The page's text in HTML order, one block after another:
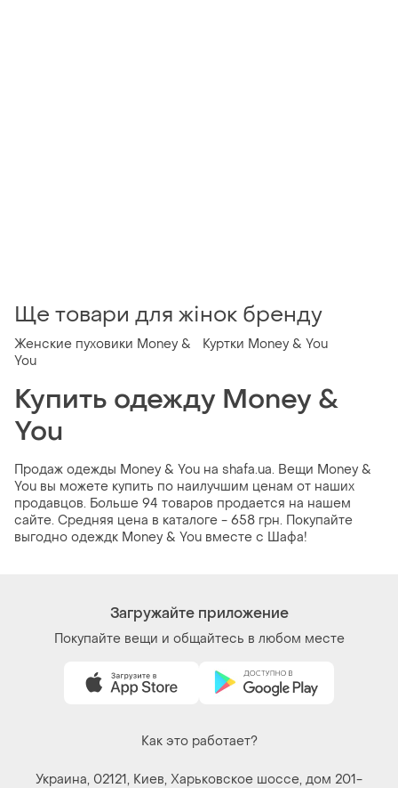
Ще товари для жінок бренду
Женские пуховики Money &
You
Куртки Money & You
Купить одежду Money &
You
Продаж одежды Money & You на shafa.ua. Вещи Money &
You вы можете купить по наилучшим ценам от наших
продавцов. Больше 94 товаров продается на нашем
сайте. Средняя цена в каталоге - 658 грн. Покупайте
выгодно одеждк Money & You вместе с Шафа!
Загружайте приложение
Покупайте вещи и общайтесь в любом месте
Как это работает?
Украина, 02121, Киев, Харьковское шоссе, дом 201-